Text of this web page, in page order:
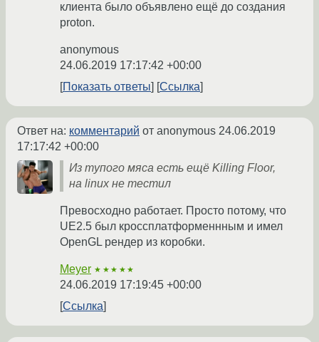
клиента было объявлено ещё до создания
proton.
anonymous
24.06.2019 17:17:42 +00:00
Показать ответы
Ссылка
Ответ на: комментарий от anonymous 24.06.2019
17:17:42 +00:00
Из тупого мяса есть ещё Killing Floor,
на linux не тестил
Превосходно работает. Просто потому, что
UE2.5 был кроссплатформеннным и имел
OpenGL рендер из коробки.
Meyer ★★★★★
24.06.2019 17:19:45 +00:00
Ссылка